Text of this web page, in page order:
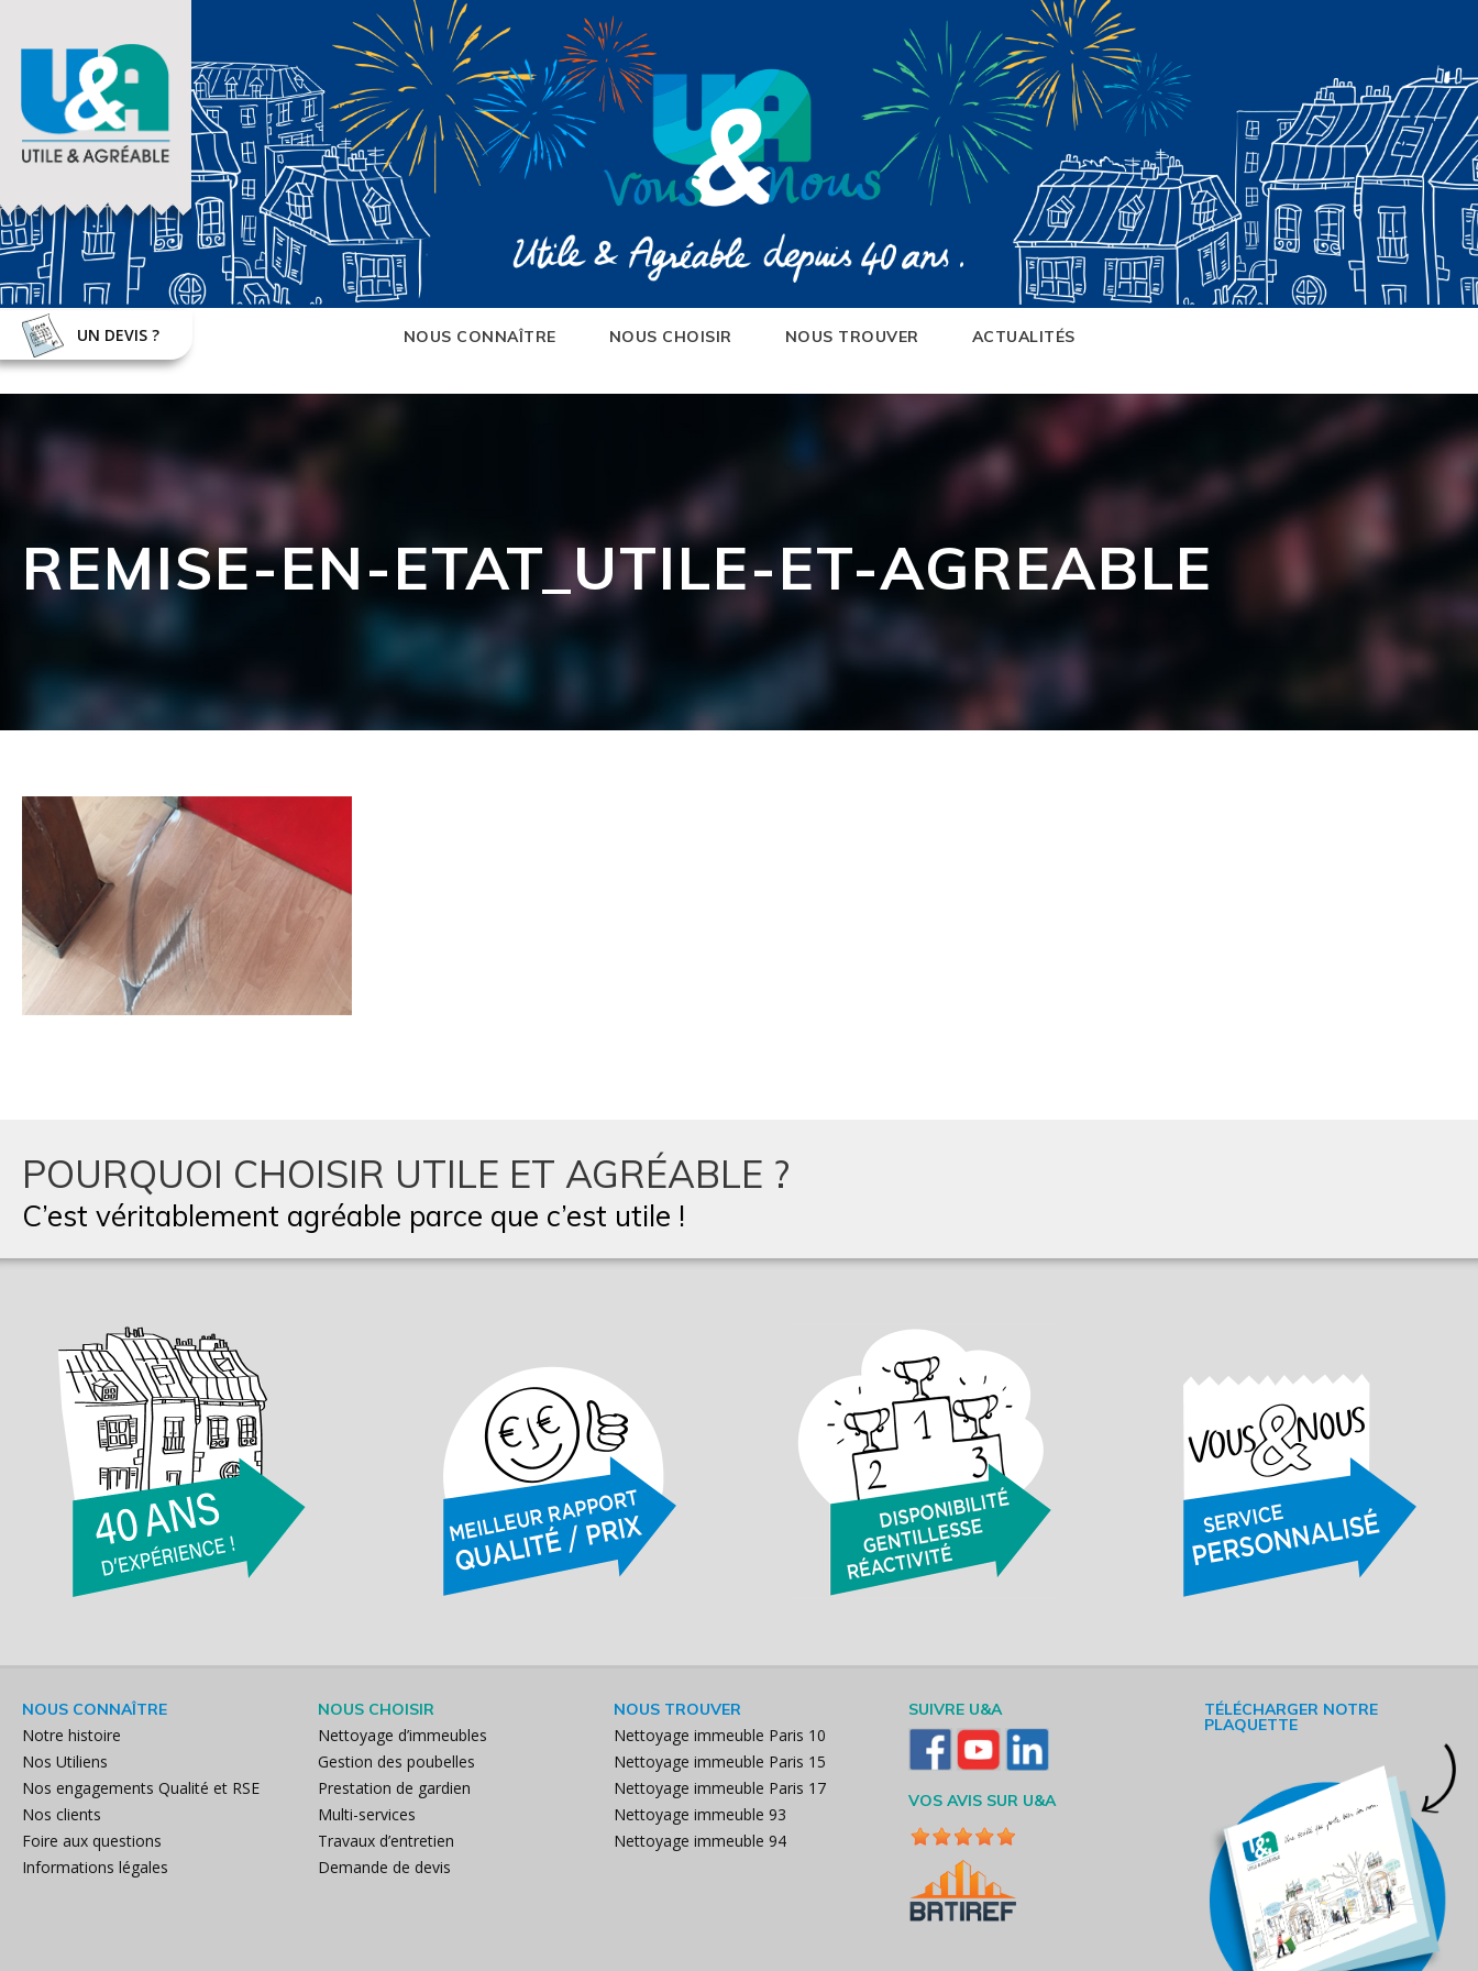
NOUS CONNAÎTRE NOUS CHOISIR NOUS TROUVER ACTUALITÉS
UN DEVIS ?
REMISE-EN-ETAT_UTILE-ET-AGREABLE
POURQUOI CHOISIR UTILE ET AGRÉABLE ?
C’est véritablement agréable parce que c’est utile !
NOUS CONNAÎTRE
Notre histoire
Nos Utiliens
Nos engagements Qualité et RSE
Nos clients
Foire aux questions
Informations légales
NOUS CHOISIR
Nettoyage d’immeubles
Gestion des poubelles
Prestation de gardien
Multi-services
Travaux d’entretien
Demande de devis
NOUS TROUVER
Nettoyage immeuble Paris 10
Nettoyage immeuble Paris 15
Nettoyage immeuble Paris 17
Nettoyage immeuble 93
Nettoyage immeuble 94
SUIVRE U&A
VOS AVIS SUR U&A
TÉLÉCHARGER NOTRE
PLAQUETTE